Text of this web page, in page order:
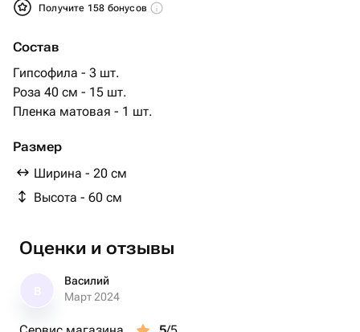
Получите 158 бонусов
Состав
Гипсофила - 3 шт.
Роза 40 см - 15 шт.
Пленка матовая - 1 шт.
Размер
Ширина - 20 см
Высота - 60 см
Оценки и отзывы
Василий
Март 2024